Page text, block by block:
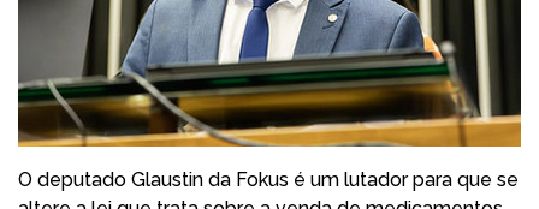
O deputado Glaustin da Fokus é um lutador para que se